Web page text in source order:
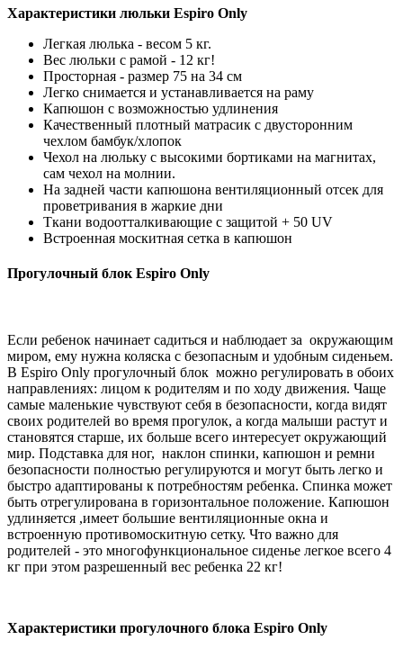
Характеристики люльки Espiro Only
Легкая люлька - весом 5 кг.
Вес люльки с рамой - 12 кг!
Просторная - размер 75 на 34 см
Легко снимается и устанавливается на раму
Капюшон с возможностью удлинения
Качественный плотный матрасик c двусторонним
чехлом бамбук/хлопок
Чехол на люльку с высокими бортиками на магнитах,
сам чехол на молнии.
На задней части капюшона вентиляционный отсек для
проветривания в жаркие дни
Ткани водоотталкивающие с защитой + 50 UV
Встроенная москитная сетка в капюшон
Прогулочный блок Espiro Only
Если ребенок начинает садиться и наблюдает за окружающим
миром, ему нужна коляска с безопасным и удобным сиденьем.
В Espiro Only прогулочный блок можно регулировать в обоих
направлениях: лицом к родителям и по ходу движения. Чаще
самые маленькие чувствуют себя в безопасности, когда видят
своих родителей во время прогулок, а когда малыши растут и
становятся старше, их больше всего интересует окружающий
мир. Подставка для ног, наклон спинки, капюшон и ремни
безопасности полностью регулируются и могут быть легко и
быстро адаптированы к потребностям ребенка. Спинка может
быть отрегулирована в горизонтальное положение. Капюшон
удлиняется ,имеет большие вентиляционные окна и
встроенную противомоскитную сетку. Что важно для
родителей - это многофункциональное сиденье легкое всего 4
кг при этом разрешенный вес ребенка 22 кг!
Характеристики прогулочного блока Espiro Only